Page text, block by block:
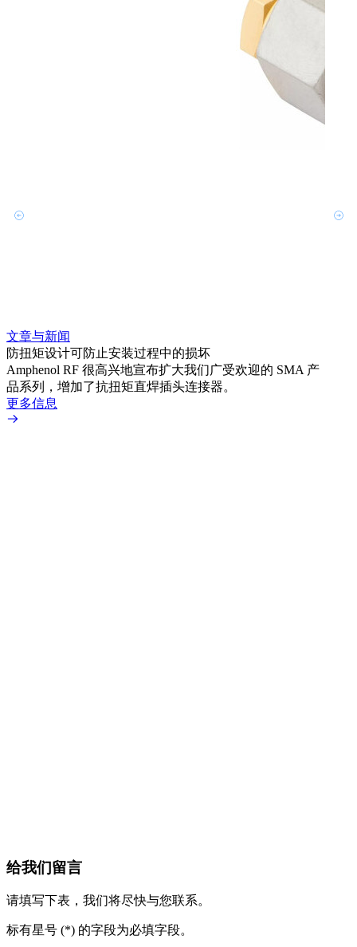
文章与新闻
防扭矩设计可防止安装过程中的损坏
Amphenol RF 很高兴地宣布扩大我们广受欢迎的 SMA 产
品系列，增加了抗扭矩直焊插头连接器。
更多信息
给我们留言
请填写下表，我们将尽快与您联系。
标有星号 (*) 的字段为必填字段。